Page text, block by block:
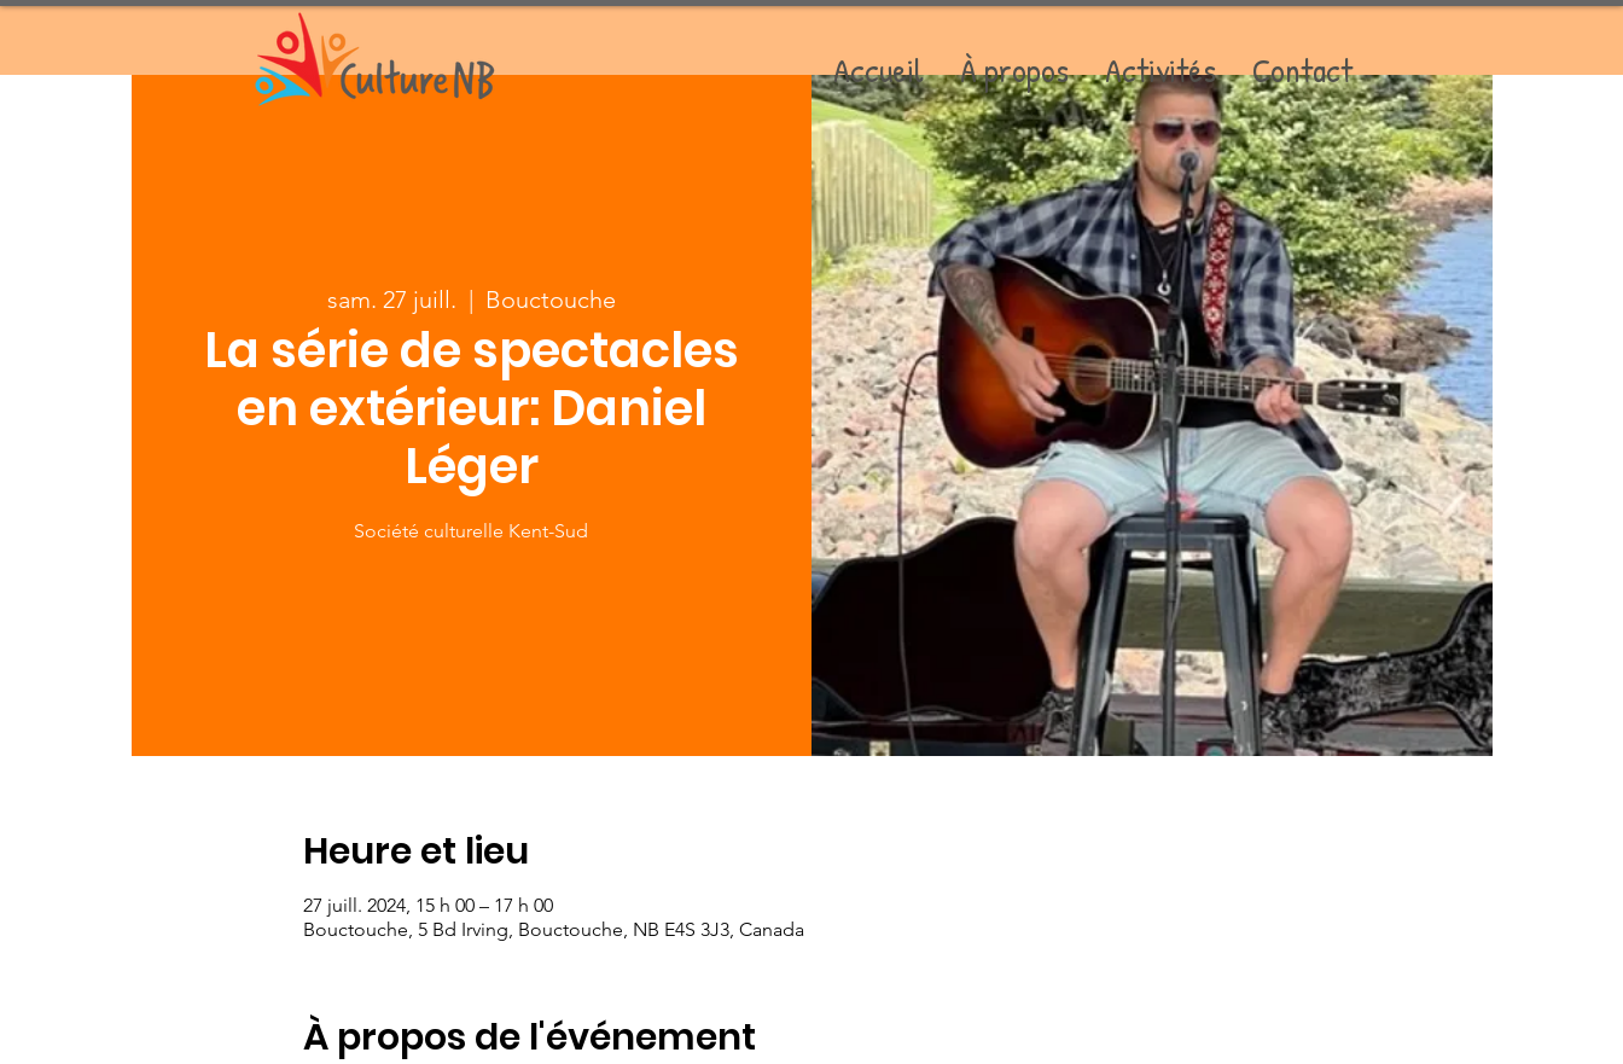
Accueil À propos Activités Contact
sam. 27 juill.
  |
Bouctouche
La série de spectacles
en extérieur: Daniel
Léger
Société culturelle Kent-Sud
Heure et lieu
27 juill. 2024, 15 h 00 – 17 h 00
Bouctouche, 5 Bd Irving, Bouctouche, NB E4S 3J3, Canada
À propos de l'événement